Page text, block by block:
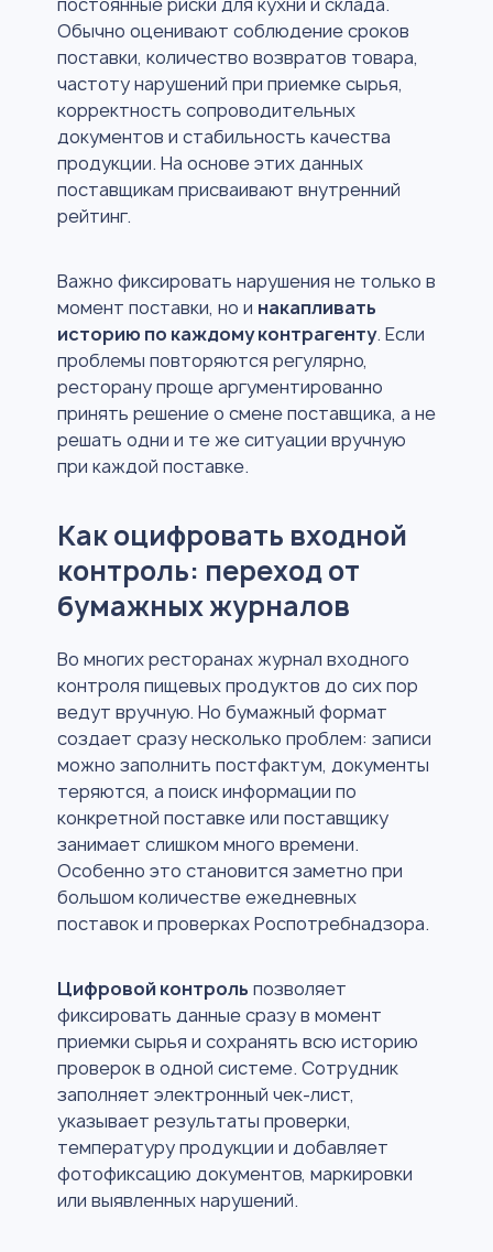
постоянные риски для кухни и склада.
Обычно оценивают соблюдение сроков
поставки, количество возвратов товара,
частоту нарушений при приемке сырья,
корректность сопроводительных
документов и стабильность качества
продукции. На основе этих данных
поставщикам присваивают внутренний
рейтинг.
Важно фиксировать нарушения не только в
момент поставки, но и накапливать
историю по каждому контрагенту. Если
проблемы повторяются регулярно,
ресторану проще аргументированно
принять решение о смене поставщика, а не
решать одни и те же ситуации вручную
при каждой поставке.
Как оцифровать входной
контроль: переход от
бумажных журналов
Во многих ресторанах журнал входного
контроля пищевых продуктов до сих пор
ведут вручную. Но бумажный формат
создает сразу несколько проблем: записи
можно заполнить постфактум, документы
теряются, а поиск информации по
конкретной поставке или поставщику
занимает слишком много времени.
Особенно это становится заметно при
большом количестве ежедневных
поставок и проверках Роспотребнадзора.
Цифровой контроль позволяет
фиксировать данные сразу в момент
приемки сырья и сохранять всю историю
проверок в одной системе. Сотрудник
заполняет электронный чек-лист,
указывает результаты проверки,
температуру продукции и добавляет
фотофиксацию документов, маркировки
или выявленных нарушений.